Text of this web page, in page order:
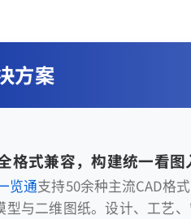
方案
格式兼容，构建统一看图
览通支持50余种主流CAD格
型与二维图纸。设计、工艺